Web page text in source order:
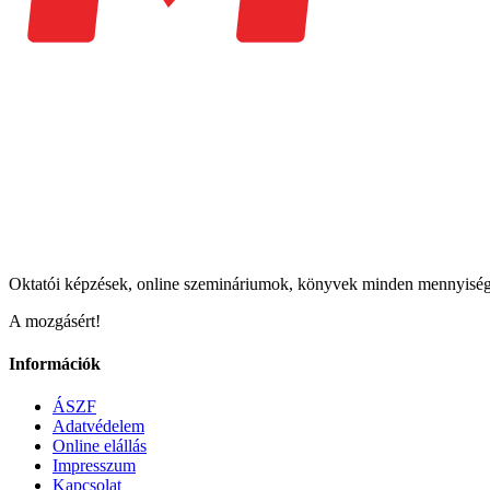
Oktatói képzések, online szemináriumok, könyvek minden
A mozgásért!
Információk
ÁSZF
Adatvédelem
Online elállás
Impresszum
Kapcsolat